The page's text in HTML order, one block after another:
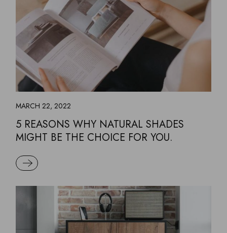
MARCH 22, 2022
5 REASONS WHY NATURAL SHADES
MIGHT BE THE CHOICE FOR YOU.
READ MORE